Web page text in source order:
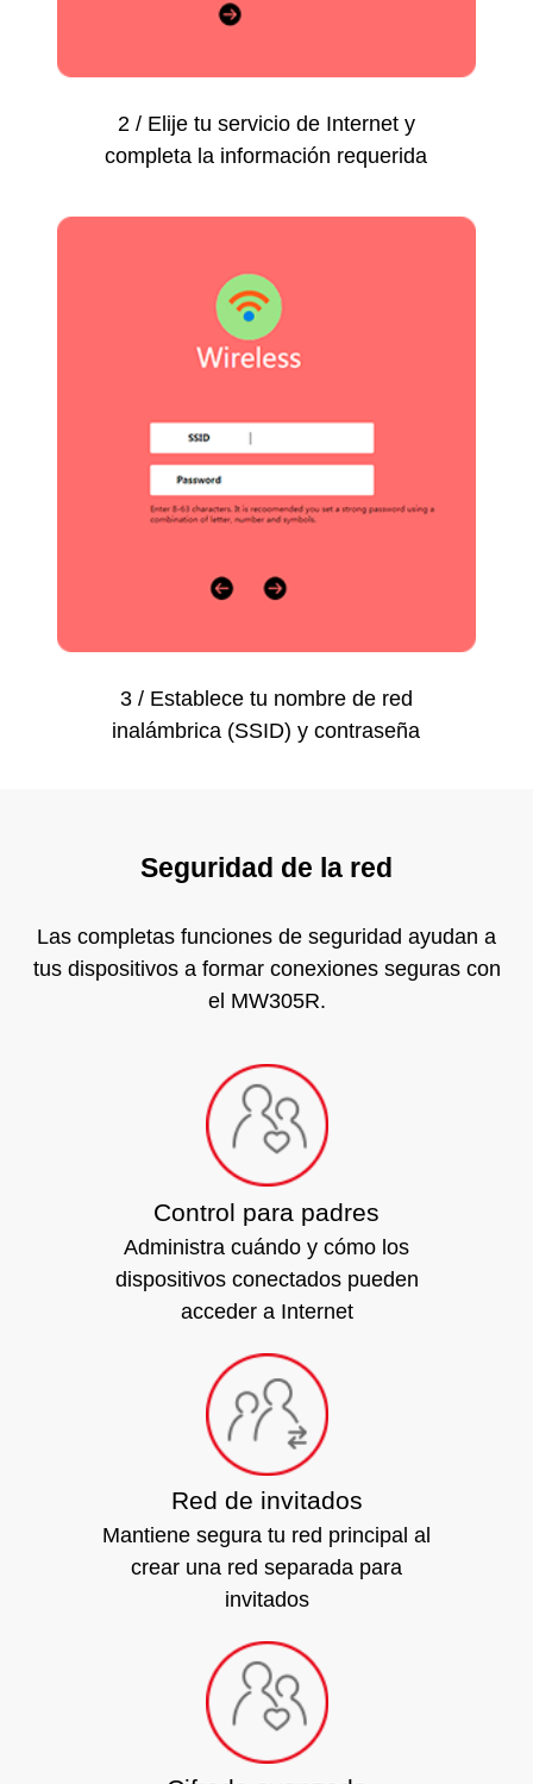
2 / Elije tu servicio de Internet y
completa la información requerida
3 / Establece tu nombre de red
inalámbrica (SSID) y contraseña
Seguridad de la red
Las completas funciones de seguridad ayudan a
tus dispositivos a formar conexiones seguras con
el MW305R.
Control para padres
Administra cuándo y cómo los
dispositivos conectados pueden
acceder a Internet
Red de invitados
Mantiene segura tu red principal al
crear una red separada para
invitados